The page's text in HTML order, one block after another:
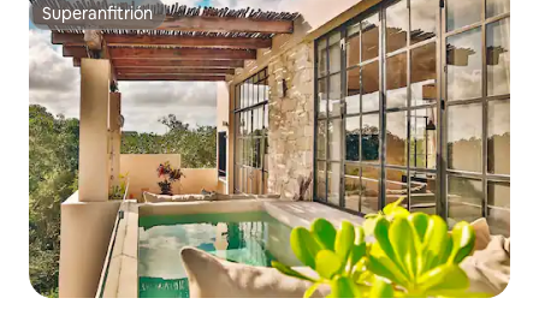
Superanfitrión
Superanfitrión